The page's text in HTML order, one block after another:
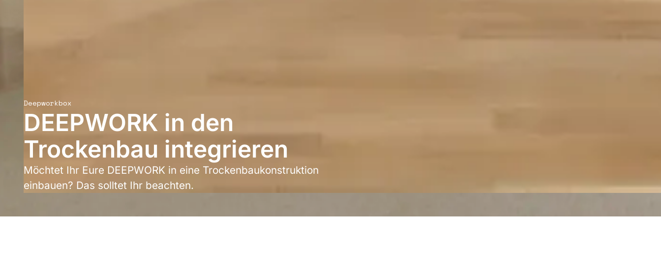
Deepworkbox
DEEPWORK in den
Trockenbau integrieren
Möchtet Ihr Eure DEEPWORK in eine Trockenbaukonstruktion
einbauen? Das solltet Ihr beachten.